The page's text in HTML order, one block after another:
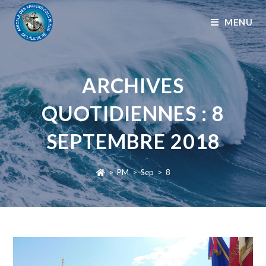
MENU
ARCHIVES
QUOTIDIENNES : 8
SEPTEMBRE 2018
> PM > Sep > 8